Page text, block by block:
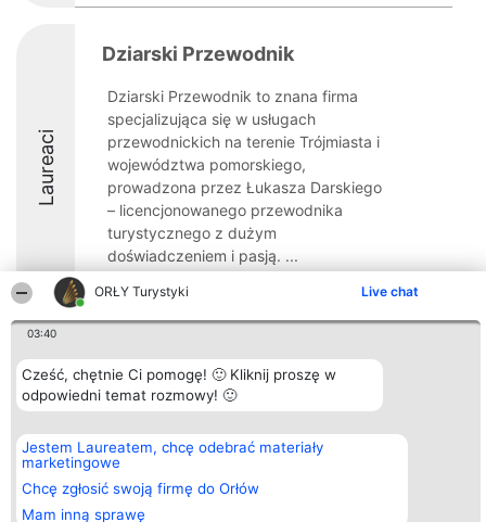
ORŁY Turystyki Live chat
03:40
Cześć, chętnie Ci pomogę! 🙂 Kliknij proszę w
odpowiedni temat rozmowy! 🙂
Jestem Laureatem, chcę odebrać materiały
marketingowe
Chcę zgłosić swoją firmę do Orłów
Mam inną sprawę
Laureaci
Dziarski Przewodnik
Dziarski Przewodnik to znana firma
specjalizująca się w usługach
przewodnickich na terenie Trójmiasta i
województwa pomorskiego,
prowadzona przez Łukasza Darskiego
– licencjonowanego przewodnika
turystycznego z dużym
doświadczeniem i pasją. ...
Organizator plebiscytu
Bright Side Solutions sp. z o.
o. sp. k.
Wrocław 50-079
KRS 0000749100 | Regon
381313360 | NIP 8943132676
+48 508 492 400
Plebiscyt
Laureaci
Lista
Laureatów
Zasady
Polityka
Kontakt